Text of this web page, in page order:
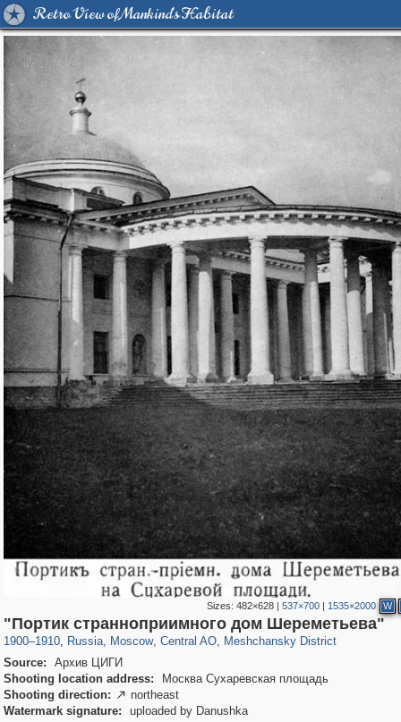
Retro View of Mankind's Habitat
Sizes: 482×628| 537×700| 1535×2000 W
"Портик странноприимного дом Шереметьева"
1900–1910, Russia
1,406,493 29,243
, Moscow
319,780 8,286
, Central AO
159,978 5,916
, Meshchansky District
10,185 264
Source:
Архив ЦИГИ
Shooting location address:
Москва Сухаревская площадь
Shooting direction:  northeast
Watermark signature:
uploaded by Danushka